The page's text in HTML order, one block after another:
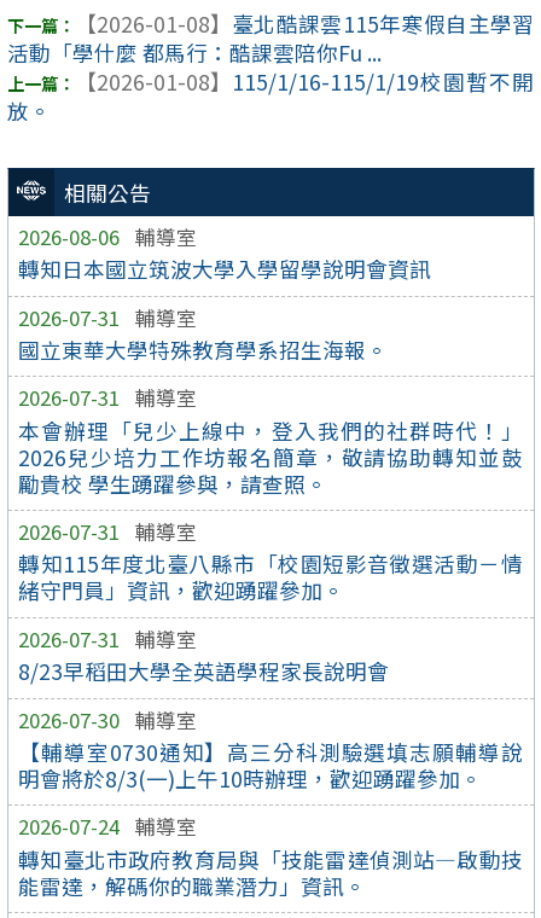
相關公告
2026-08-06 輔導室
轉知日本國立筑波大學入學留學說明會資訊
2026-07-31 輔導室
國立東華大學特殊教育學系招生海報。
2026-07-31 輔導室
本會辦理「兒少上線中，登入我們的社群時代！」
2026兒少培力工作坊報名簡章，敬請協助轉知並鼓
勵貴校 學生踴躍參與，請查照。
2026-07-31 輔導室
轉知115年度北臺八縣市「校園短影音徵選活動－情
緒守門員」資訊，歡迎踴躍參加。
2026-07-31 輔導室
8/23早稻田大學全英語學程家長說明會
2026-07-30 輔導室
【輔導室0730通知】高三分科測驗選填志願輔導說
明會將於8/3(一)上午10時辦理，歡迎踴躍參加。
2026-07-24 輔導室
轉知臺北市政府教育局與「技能雷達偵測站—啟動技
能雷達，解碼你的職業潛力」資訊。
【2026-01-08】 臺北酷課雲115年寒假自主學習
活動「學什麼 都馬行：酷課雲陪你Fu ...
【2026-01-08】 115/1/16-115/1/19校園暫不開
放。